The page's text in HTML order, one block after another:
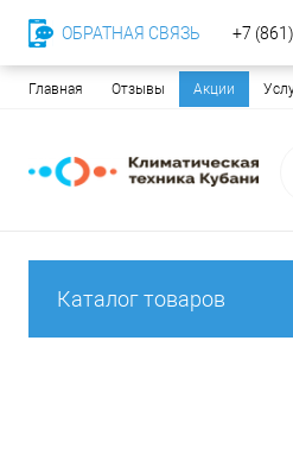
Главная Отзывы Акции
Каталог товаров
ОБРАТНАЯ СВЯЗЬ +7